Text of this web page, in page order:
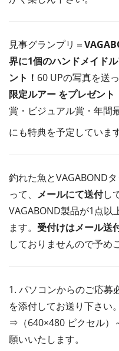
見事グランプリ＝
界に1個のハンドメイド
ント！ 60 UPの写真を送
限定ルアー をプレゼント
賞・ビジュアル賞・年間
にも特典を予定しています
釣れた魚とVAGABOND
って、 メールにて送付し
VAGABOND製品が1点以
ます。 受付けはメール送
しておりませんので予め
1. パソコンからのご応募
を添付してお送り下さい
⇒（640×480 ピクセル）
願いいたします。